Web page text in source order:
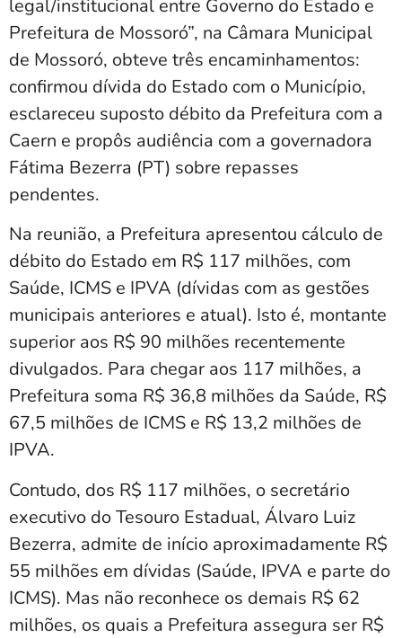
legal/institucional entre Governo do Estado e
Prefeitura de Mossoró”, na Câmara Municipal
de Mossoró, obteve três encaminhamentos:
confirmou dívida do Estado com o Município,
esclareceu suposto débito da Prefeitura com a
Caern e propôs audiência com a governadora
Fátima Bezerra (PT) sobre repasses
pendentes.
Na reunião, a Prefeitura apresentou cálculo de
débito do Estado em R$ 117 milhões, com
Saúde, ICMS e IPVA (dívidas com as gestões
municipais anteriores e atual). Isto é, montante
superior aos R$ 90 milhões recentemente
divulgados. Para chegar aos 117 milhões, a
Prefeitura soma R$ 36,8 milhões da Saúde, R$
67,5 milhões de ICMS e R$ 13,2 milhões de
IPVA.
Contudo, dos R$ 117 milhões, o secretário
executivo do Tesouro Estadual, Álvaro Luiz
Bezerra, admite de início aproximadamente R$
55 milhões em dívidas (Saúde, IPVA e parte do
ICMS). Mas não reconhece os demais R$ 62
milhões, os quais a Prefeitura assegura ser R$